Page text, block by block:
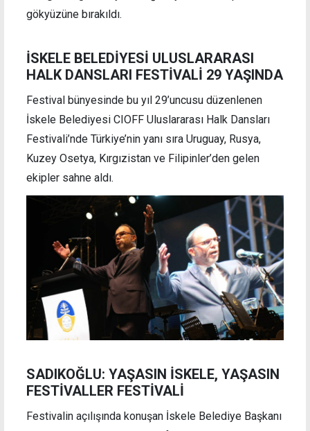
gökyüzüne bırakıldı.
İSKELE BELEDİYESİ ULUSLARARASI
HALK DANSLARI FESTİVALİ 29 YAŞINDA
Festival bünyesinde bu yıl 29’uncusu düzenlenen
İskele Belediyesi CIOFF Uluslararası Halk Dansları
Festivali’nde Türkiye’nin yanı sıra Uruguay, Rusya,
Kuzey Osetya, Kırgızistan ve Filipinler’den gelen
ekipler sahne aldı.
SADIKOĞLU: YAŞASIN İSKELE, YAŞASIN
FESTİVALLER FESTİVALİ
Festivalin açılışında konuşan İskele Belediye Başkanı